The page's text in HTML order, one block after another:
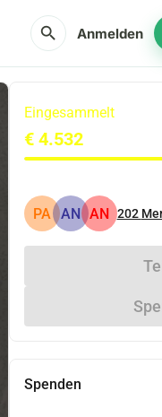
search Anmelden
Eingesammelt
€ 4.532
PA AN AN 202
Spenden